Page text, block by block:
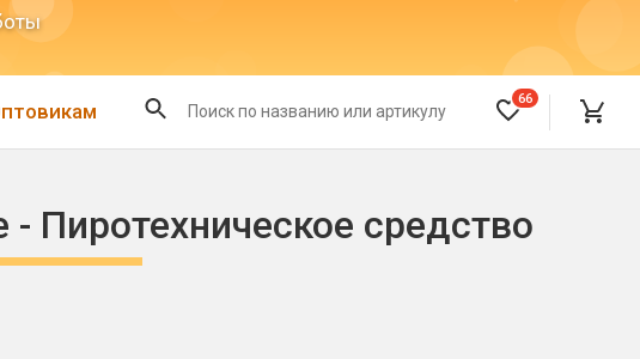
66
Пиротехническое средство